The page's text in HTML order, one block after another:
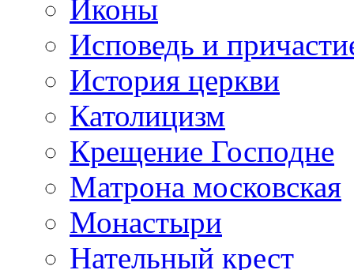
Иконы
Исповедь и
История церкви
Католицизм
Крещение Господне
Матрона московская
Монастыри
Нательный крест